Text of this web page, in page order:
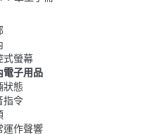
式螢幕
電子用品
狀態
指令
運作聲響